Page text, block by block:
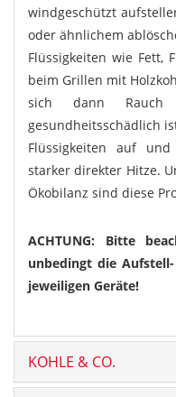
windgeschützt
oder ähnlichem
Flüssigkeiten wie Fett,
beim Grillen mit
sich dann
gesundheitsschädlich
Flüssigkeiten auf
starker direkter Hitze.
Ökobilanz sind diese
ACHTUNG: Bitte
unbedingt die
jeweiligen Geräte!
KOHLE & CO.